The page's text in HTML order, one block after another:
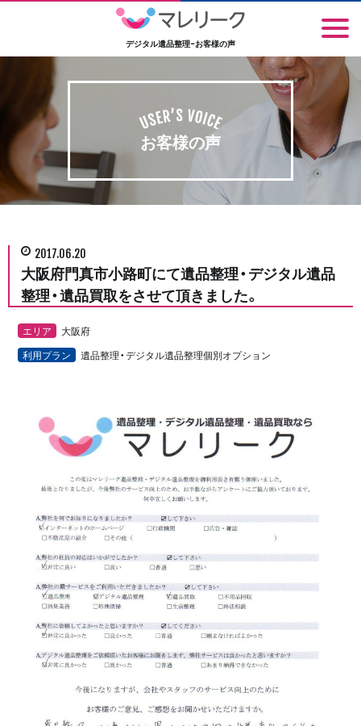
デジタル遺品整理-お客様の声
お客様の声
2017.06.20
大阪府門真市小路町にて遺品整理・デジタル遺品
整理・遺品買取をさせて頂きました。
エリア
大阪府
利用プラン
遺品整理・デジタル遺品整理個別オプション